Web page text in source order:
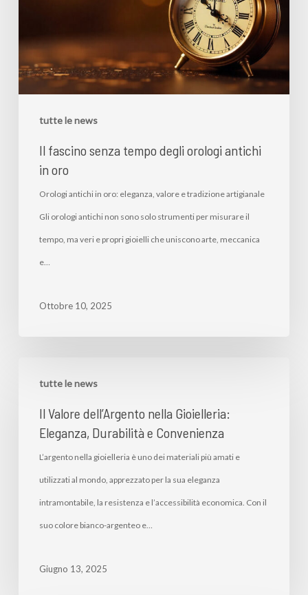
tutte le news
Il fascino senza tempo degli orologi antichi
in oro
Orologi antichi in oro: eleganza, valore e tradizione artigianale
Gli orologi antichi non sono solo strumenti per misurare il
tempo, ma veri e propri gioielli che uniscono arte, meccanica
e…
Ottobre 10, 2025
tutte le news
Il Valore dell’Argento nella Gioielleria:
Eleganza, Durabilità e Convenienza
L’argento nella gioielleria è uno dei materiali più amati e
utilizzati al mondo, apprezzato per la sua eleganza
intramontabile, la resistenza e l’accessibilità economica. Con il
suo colore bianco-argenteo e…
Giugno 13, 2025